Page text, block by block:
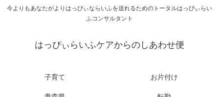
今よりもあなたがよりはっぴぃならいふを送れるためのトータルはっぴぃらい
ふコンサルタント
はっぴぃらいふケアからのしあわせ便
子育て お片付け